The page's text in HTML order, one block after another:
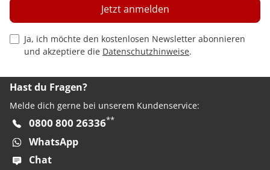
Privacy Policy Checkbox
Ja, ich möchte den kostenlosen Newsletter abonnieren
und akzeptiere die Datenschutzhinweise.
Jetzt anmelden
Hast du Fragen?
Melde dich gerne bei unserem Kundenservice:
0800 800 26336**
WhatsApp
Chat